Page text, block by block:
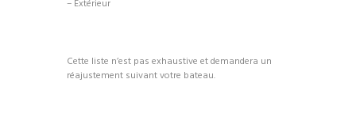
– Extérieur
Cette liste n’est pas exhaustive et demandera un
réajustement suivant votre bateau.